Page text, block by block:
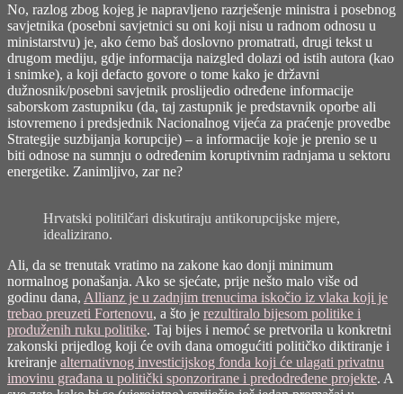
No, razlog zbog kojeg je napravljeno razrješenje ministra i posebnog
savjetnika (posebni savjetnici su oni koji nisu u radnom odnosu u
ministarstvu) je, ako ćemo baš doslovno promatrati, drugi tekst u
drugom mediju, gdje informacija naizgled dolazi od istih autora (kao
i snimke), a koji defacto govore o tome kako je državni
dužnosnik/posebni savjetnik proslijedio određene informacije
saborskom zastupniku (da, taj zastupnik je predstavnik oporbe ali
istovremeno i predsjednik Nacionalnog vijeća za praćenje provedbe
Strategije suzbijanja korupcije) – a informacije koje je prenio se u
biti odnose na sumnju o određenim koruptivnim radnjama u sektoru
energetike. Zanimljivo, zar ne?
Hrvatski politilčari diskutiraju antikorupcijske mjere,
idealizirano.
Ali, da se trenutak vratimo na zakone kao donji minimum
normalnog ponašanja. Ako se sjećate, prije nešto malo više od
godinu dana, Allianz je u zadnjim trenucima iskočio iz vlaka koji je
trebao preuzeti Fortenovu, a što je rezultiralo bijesom politike i
produženih ruku politike. Taj bijes i nemoć se pretvorila u konkretni
zakonski prijedlog koji će ovih dana omogućiti političko diktiranje i
kreiranje alternativnog investicijskog fonda koji će ulagati privatnu
imovinu građana u politički sponzorirane i predodređene projekte. A